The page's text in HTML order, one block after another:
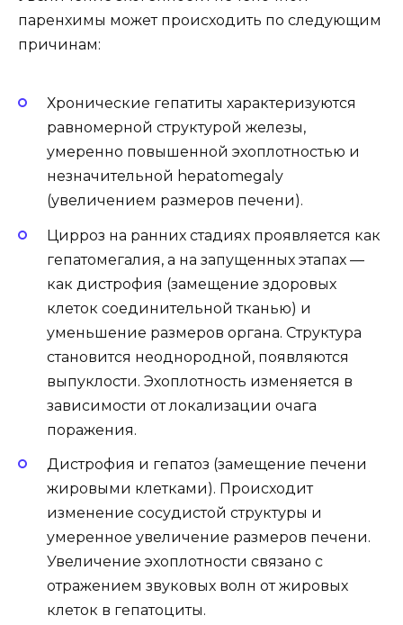
паренхимы может происходить по следующим
причинам:
Хронические гепатиты характеризуются
равномерной структурой железы,
умеренно повышенной эхоплотностью и
незначительной hepatomegaly
(увеличением размеров печени).
Цирроз на ранних стадиях проявляется как
гепатомегалия, а на запущенных этапах —
как дистрофия (замещение здоровых
клеток соединительной тканью) и
уменьшение размеров органа. Структура
становится неоднородной, появляются
выпуклости. Эхоплотность изменяется в
зависимости от локализации очага
поражения.
Дистрофия и гепатоз (замещение печени
жировыми клетками). Происходит
изменение сосудистой структуры и
умеренное увеличение размеров печени.
Увеличение эхоплотности связано с
отражением звуковых волн от жировых
клеток в гепатоциты.